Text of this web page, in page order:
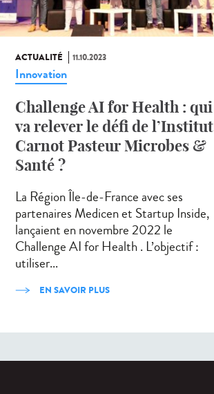
ACTUALITÉ 11.10.2023
Innovation
Challenge AI for Health : qui
va relever le défi de l’Institut
Carnot Pasteur Microbes &
Santé ?
La Région Île-de-France avec ses
partenaires Medicen et Startup Inside,
lançaient en novembre 2022 le
Challenge AI for Health . L’objectif :
utiliser...
EN SAVOIR PLUS